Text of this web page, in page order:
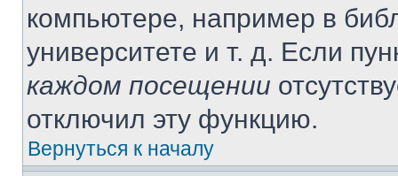
компьютере, например в
университете и т. д. Если
каждом посещении
отключил эту функцию.
Вернуться к началу